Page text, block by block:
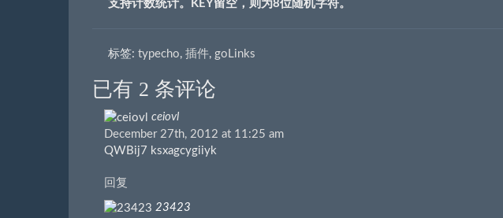
支持计数统计。KEY留空，则为8位随机字符。
标签: typecho, 插件, goLinks
已有 2 条评论
ceiovl
December 27th, 2012 at 11:25 am
QWBij7 ksxagcygiiyk
回复
23423